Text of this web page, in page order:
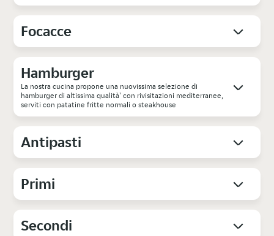
Focacce
Hamburger
La nostra cucina propone una nuovissima selezione di
hamburger di altissima qualità' con rivisitazioni mediterranee,
serviti con patatine fritte normali o steakhouse
Antipasti
Primi
Secondi